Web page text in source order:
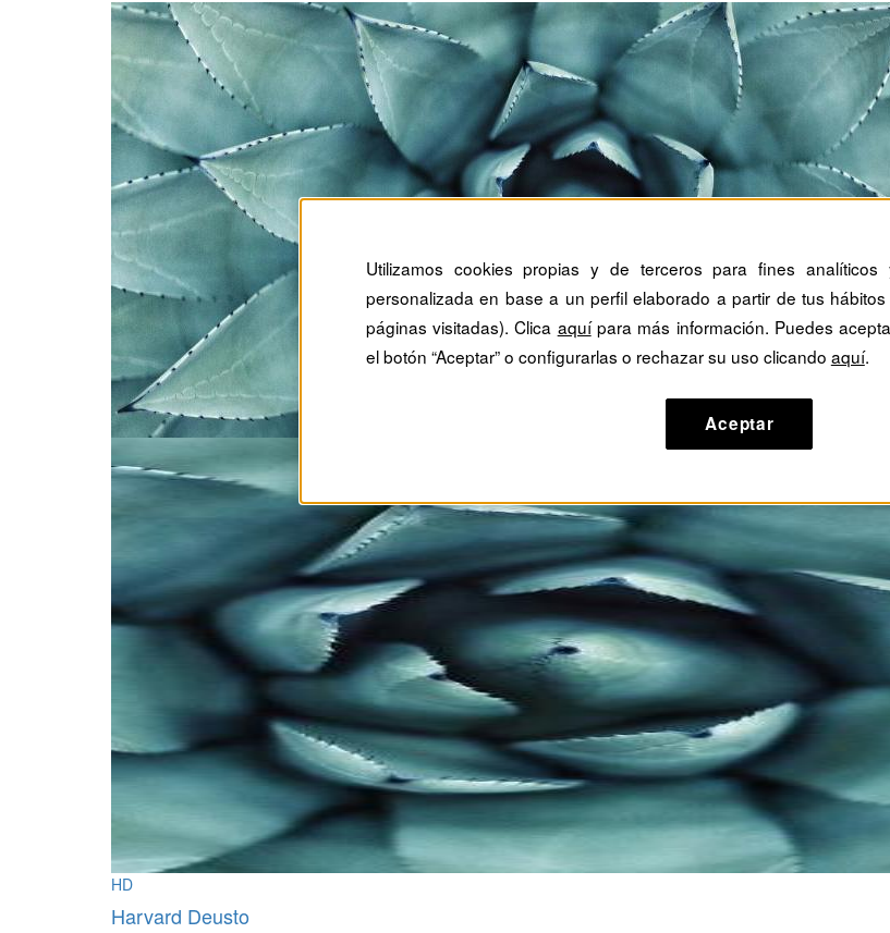
HD
Harvard Deusto
Utilizamos cookies propias y de terceros para fines analíticos
personalizada en base a un perfil elaborado a partir de tus
páginas visitadas). Clica aquípara más información. Puedes
el botón “Aceptar” o configurarlas o rechazar su uso clicando aquí.
Aceptar